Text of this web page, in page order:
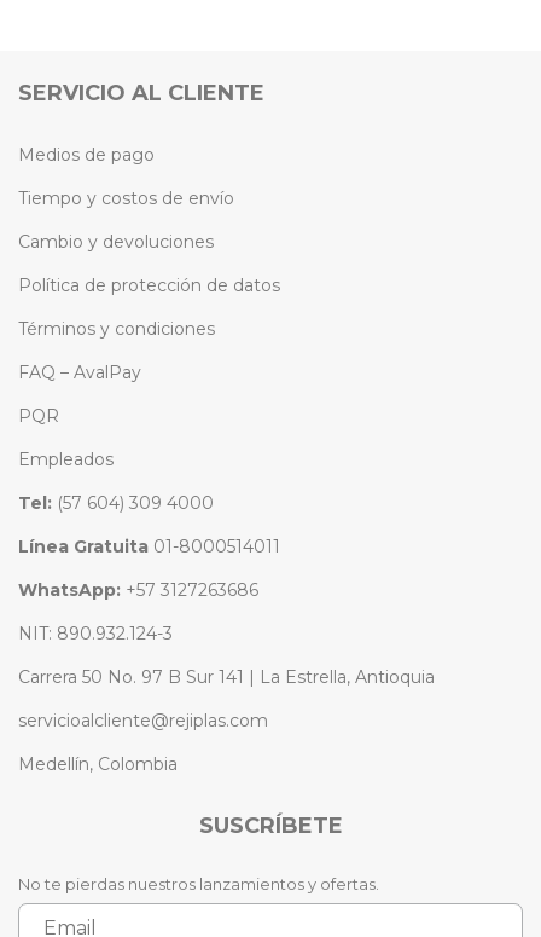
SERVICIO AL CLIENTE
Medios de pago
Tiempo y costos de envío
Cambio y devoluciones
Política de protección de datos
Términos y condiciones
FAQ – AvalPay
PQR
Empleados
Tel: (57 604) 309 4000
Línea Gratuita 01-8000514011
WhatsApp: +57 3127263686
NIT: 890.932.124-3
Carrera 50 No. 97 B Sur 141 | La Estrella, Antioquia
servicioalcliente@rejiplas.com
Medellín, Colombia
SUSCRÍBETE
No te pierdas nuestros lanzamientos y ofertas.